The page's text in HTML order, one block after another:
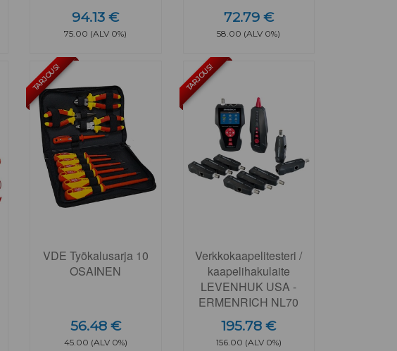
94.13 €
75.00 (ALV 0%)
72.79 €
58.00 (ALV 0%)
TARJOUS!
VDE Työkalusarja 10
OSAINEN
56.48 €
45.00 (ALV 0%)
TARJOUS!
Verkkokaapelitesteri /
kaapelihakulaite
LEVENHUK USA -
ERMENRICH NL70
195.78 €
156.00 (ALV 0%)